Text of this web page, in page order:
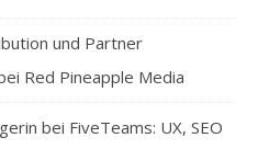
und Partner
Red Pineapple Media
bei FiveTeams: UX, SEO